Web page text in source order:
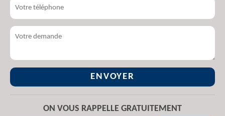
ON VOUS RAPPELLE GRATUITEMENT